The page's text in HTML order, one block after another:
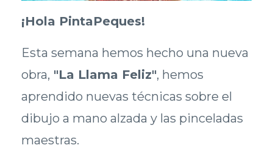
¡Hola PintaPeques!
Esta semana hemos hecho una nueva
obra, "La Llama Feliz", hemos
aprendido nuevas técnicas sobre el
dibujo a mano alzada y las pinceladas
maestras.